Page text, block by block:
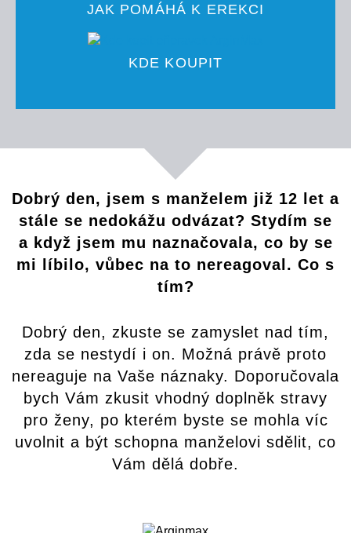
JAK POMÁHÁ K EREKCI
KDE KOUPIT
Dobrý den, jsem s manželem již 12 let a
stále se nedokážu odvázat? Stydím se
a když jsem mu naznačovala, co by se
mi líbilo, vůbec na to nereagoval. Co s
tím?
Dobrý den, zkuste se zamyslet nad tím,
zda se nestydí i on. Možná právě proto
nereaguje na Vaše náznaky. Doporučovala
bych Vám zkusit vhodný doplněk stravy
pro ženy, po kterém byste se mohla víc
uvolnit a být schopna manželovi sdělit, co
Vám dělá dobře.